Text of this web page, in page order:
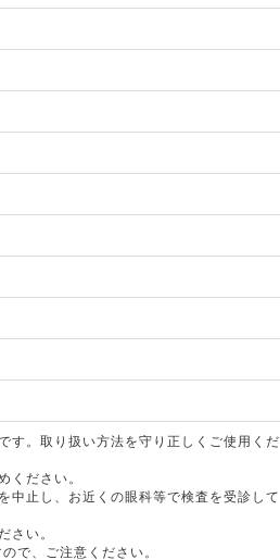
す。取り扱い方法を守り正しくご使用くだ
ください。
中止し、お近くの眼科等で検査を受診して
さい。
で、ご注意ください。